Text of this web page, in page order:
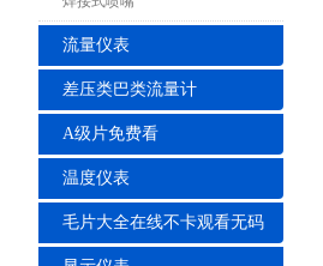
流量仪表
差压类巴类流量计
A级片免费看
温度仪表
毛片大全在线不卡观看无码